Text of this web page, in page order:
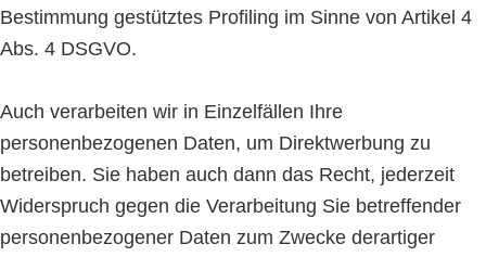
Bestimmung gestütztes Profiling im Sinne von Artikel 4
Abs. 4 DSGVO.
Auch verarbeiten wir in Einzelfällen Ihre
personenbezogenen Daten, um Direktwerbung zu
betreiben. Sie haben auch dann das Recht, jederzeit
Widerspruch gegen die Verarbeitung Sie betreffender
personenbezogener Daten zum Zwecke derartiger